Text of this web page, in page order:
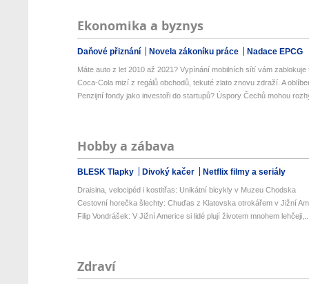
Ekonomika a byznys
Daňové přiznání Novela zákoníku práce Nadace EPCG
Máte auto z let 2010 až 2021? Vypínání mobilních sítí vám zablokuje
Coca-Cola mizí z regálů obchodů, tekuté zlato znovu zdraží. A
Penzijní fondy jako investoři do startupů? Úspory Čechů mohou
Hobby a zábava
BLESK Tlapky Divoký kačer Netflix filmy a seriály
Draisina, velocipéd i kostitřas: Unikátní bicykly v Muzeu Chodska
Cestovní horečka šlechty: Chuďas z Klatovska otrokářem v Jižní
Filip Vondrášek: V Jižní Americe si lidé plují životem mnohem
Zdraví